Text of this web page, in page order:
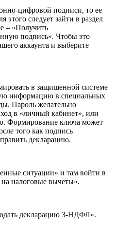
цифровой подписи, то ее
этого следует зайти в раздел
– «Получить
подпись». Чтобы это
аккаунта и выберите
в защищенной системе
информацию в специальных
Пароль желательно
в «личный кабинет», или
Формирование ключа может
того как подпись
декларацию.
ситуации» и там войти в
на налоговые вычеты».
декларацию 3-НДФЛ».